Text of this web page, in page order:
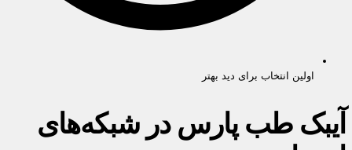
اولین انتخاب برای دید بهتر
آیبک طب پارس در شبکه‌های